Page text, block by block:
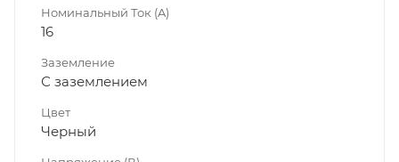
Номинальный Ток (A)
16
Заземление
С заземлением
Цвет
Черный